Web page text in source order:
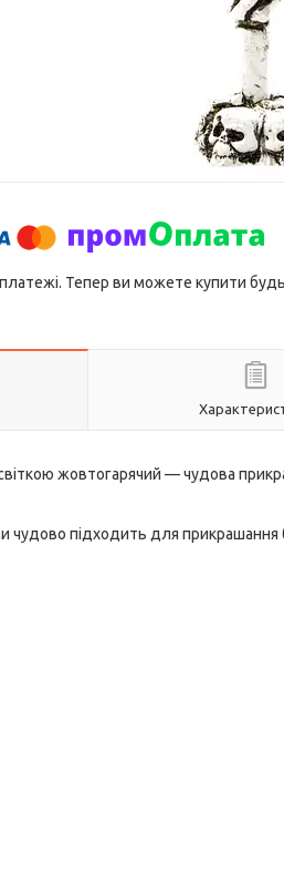
платежі. Тепер ви можете купити
жовтогарячий — чудова
чудово підходить для прикрашання